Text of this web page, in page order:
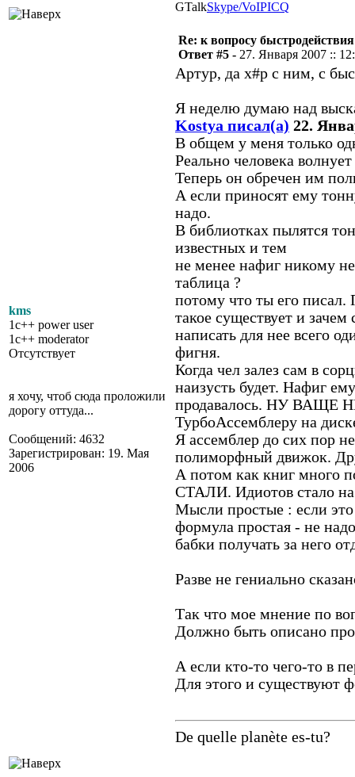
GTalkSkype/VoIPICQ
kms
1c++ power user
1c++ moderator
Отсутствует
я хочу, чтоб сюда проложили
дорогу оттуда...
Сообщений: 4632
Зарегистрирован: 19. Мая
2006
Re: к вопросу
Ответ #5 - 27. Января 2007 ::
Артур, да х#р с ним, с
Я неделю думаю над
Kostya писал(а) 22.
В общем у меня только
Реально человека
Теперь он обречен им
А если приносят ему
надо.
В библиотках пылятся
известных и тем
не менее нафиг никому
таблица ?
потому что ты его писал.
такое существует и
написать для нее всего
фигня.
Когда чел залез сам в
наизусть будет. Нафиг
продавалось. НУ ВАЩЕ
ТурбоАссемблеру на
Я ассемблер до сих пор
полиморфный движок.
А потом как книг много
СТАЛИ. Идиотов стало на
Мысли простые : если это
формула простая - не
бабки получать за него
Разве не гениально
Так что мое мнение по
Должно быть описано
А если кто-то чего-то в
Для этого и существуют
De quelle planète es-tu?